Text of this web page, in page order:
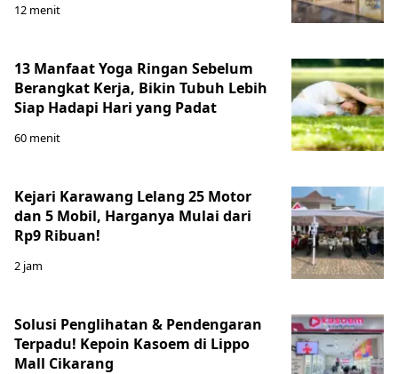
12 menit
13 Manfaat Yoga Ringan Sebelum
Berangkat Kerja, Bikin Tubuh Lebih
Siap Hadapi Hari yang Padat
60 menit
Kejari Karawang Lelang 25 Motor
dan 5 Mobil, Harganya Mulai dari
Rp9 Ribuan!
2 jam
Solusi Penglihatan & Pendengaran
Terpadu! Kepoin Kasoem di Lippo
Mall Cikarang